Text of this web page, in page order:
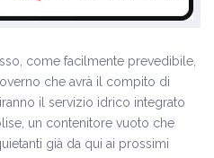
come facilmente prevedibile,
che avrà il compito di
il servizio idrico integrato
un contenitore vuoto che
già da qui ai prossimi